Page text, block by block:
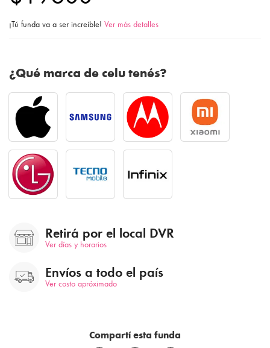
¡Tú funda va a ser increíble! Ver más detalles
¿Qué marca de celu tenés?
Retirá por el local DVR
Ver días y horarios
Envíos a todo el país
Ver costo apróximado
Compartí esta funda